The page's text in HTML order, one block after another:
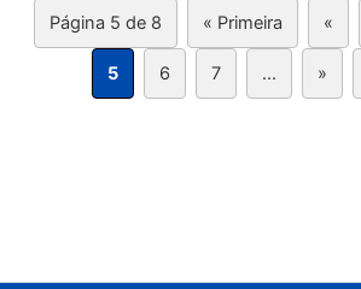
Página 5 de 8 « Primeira «
5 6 7 ... »